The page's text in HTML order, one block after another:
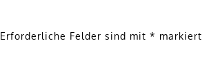
Erforderliche Felder sind mit * markiert